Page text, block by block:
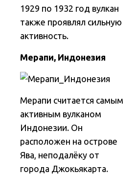
1929 по 1932 год вулкан
также проявлял сильную
активность.
Мерапи, Индонезия
Мерапи считается самым
активным вулканом
Индонезии. Он
расположен на острове
Ява, неподалёку от
города Джокьякарта.